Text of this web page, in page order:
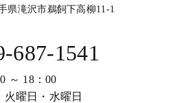
県滝沢市鵜飼下高柳11-1
687-1541
～ 18：00
火曜日・水曜日